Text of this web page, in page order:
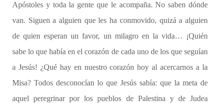
Apóstoles y toda la gente que le acompaña. No saben dónde
van. Siguen a alguien que les ha conmovido, quizá a alguien
de quien esperan un favor, un milagro en la vida… ¡Quién
sabe lo que había en el corazón de cada uno de los que seguían
a Jesús! ¿Qué hay en nuestro corazón hoy al acercarnos a la
Misa? Todos desconocían lo que Jesús sabía: que la meta de
aquel peregrinar por los pueblos de Palestina y de Judea